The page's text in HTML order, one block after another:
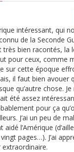
intéressant, qui
de la Seconde
très bien racontés, la
pour ceux, comme
sur cette époque
il faut bien avouer
qu’autre chose.
été assez
pour ça
J’ai un peu de
l’Amérique
pages…). J’ai